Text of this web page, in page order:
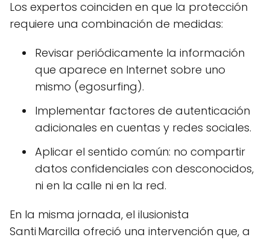
Los expertos coinciden en que la protección
requiere una combinación de medidas:
Revisar periódicamente la información
que aparece en Internet sobre uno
mismo (egosurfing).
Implementar factores de autenticación
adicionales en cuentas y redes sociales.
Aplicar el sentido común: no compartir
datos confidenciales con desconocidos,
ni en la calle ni en la red.
En la misma jornada, el ilusionista
Santi Marcilla ofreció una intervención que, a